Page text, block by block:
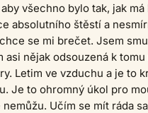
všechno bylo tak, jak
absolutního štěstí a
se mi brečet. Jsem
nějak odsouzená k
Letim ve vzduchu a je to
Je to ohromný úkol pro
Učím se mít ráda